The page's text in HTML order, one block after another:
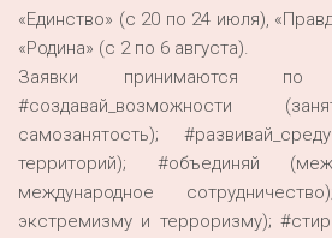
«Единство» (с 20 по 24 июля),
«Родина» (с 2 по 6 августа).
Заявки принимаются по
#создавай_возможности
самозанятость);
территорий); #объединяй
международное
экстремизму и терроризму);